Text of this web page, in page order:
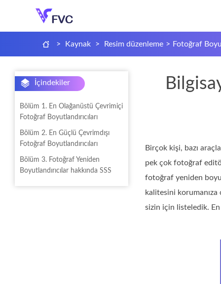
> Kaynak > Resim düzenleme > Fotoğraf
İçindekiler
Bölüm 1. En Olağanüstü Çevrimiçi
Fotoğraf Boyutlandırıcıları
Bölüm 2. En Güçlü Çevrimdışı
Fotoğraf Boyutlandırıcıları
Bölüm 3. Fotoğraf Yeniden
Boyutlandırıcılar hakkında SSS
Birçok kişi, bazı
pek çok fotoğraf
fotoğraf yeniden
kalitesini korumanıza
sizin için listeledik.